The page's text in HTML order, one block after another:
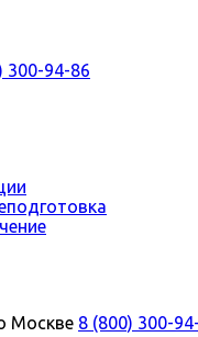
300-94-86
Москве 8 (800) 300-